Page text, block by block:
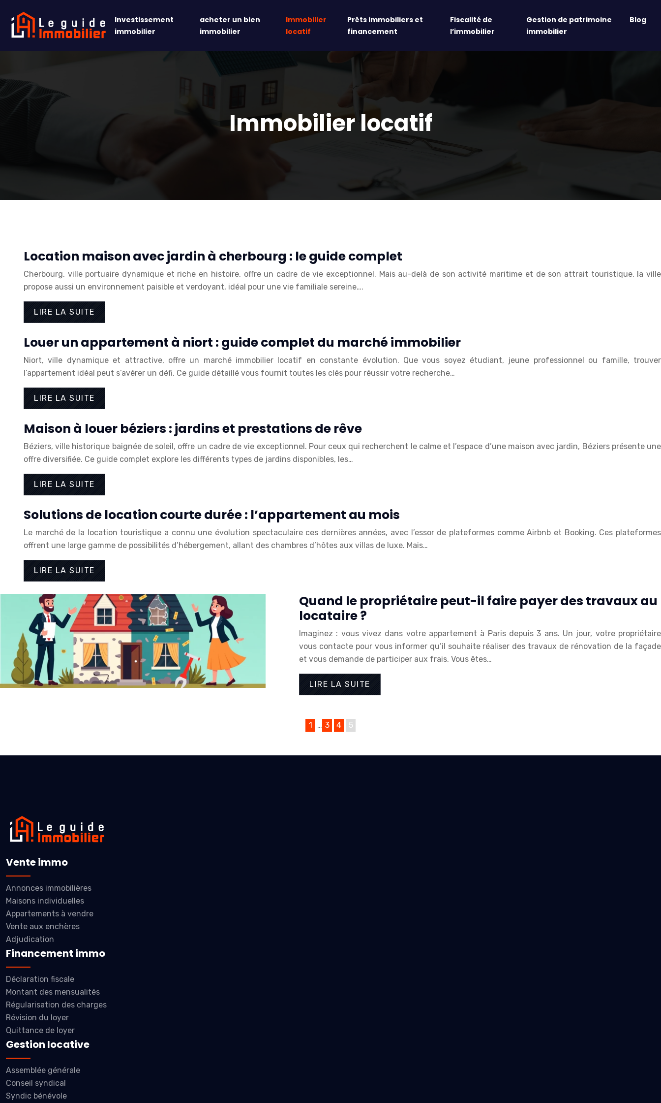
Investissement
immobilier
acheter un bien
immobilier
Immobilier
locatif
Prêts immobiliers et
financement
Fiscalité de
l’immobilier
Gestion de patrimoine
immobilier
Blog
Immobilier locatif
Location maison avec jardin à cherbourg : le guide complet
Cherbourg, ville portuaire dynamique et riche en histoire, offre un cadre de vie exceptionnel. Mais au-delà de son activité maritime et de son attrait touristique, la ville
propose aussi un environnement paisible et verdoyant, idéal pour une vie familiale sereine….
LIRE LA SUITE
Louer un appartement à niort : guide complet du marché immobilier
Niort, ville dynamique et attractive, offre un marché immobilier locatif en constante évolution. Que vous soyez étudiant, jeune professionnel ou famille, trouver
l’appartement idéal peut s’avérer un défi. Ce guide détaillé vous fournit toutes les clés pour réussir votre recherche…
LIRE LA SUITE
Maison à louer béziers : jardins et prestations de rêve
Béziers, ville historique baignée de soleil, offre un cadre de vie exceptionnel. Pour ceux qui recherchent le calme et l’espace d’une maison avec jardin, Béziers présente une
offre diversifiée. Ce guide complet explore les différents types de jardins disponibles, les…
LIRE LA SUITE
Solutions de location courte durée : l’appartement au mois
Le marché de la location touristique a connu une évolution spectaculaire ces dernières années, avec l’essor de plateformes comme Airbnb et Booking. Ces plateformes
offrent une large gamme de possibilités d’hébergement, allant des chambres d’hôtes aux villas de luxe. Mais…
LIRE LA SUITE
Quand le propriétaire peut-il faire payer des travaux au
locataire ?
Imaginez : vous vivez dans votre appartement à Paris depuis 3 ans. Un jour, votre propriétaire
vous contacte pour vous informer qu’il souhaite réaliser des travaux de rénovation de la façade
et vous demande de participer aux frais. Vous êtes…
LIRE LA SUITE
1 … 3 4 5
Vente immo
Annonces immobilières
Maisons individuelles
Appartements à vendre
Vente aux enchères
Adjudication
Financement immo
Déclaration fiscale
Montant des mensualités
Régularisation des charges
Révision du loyer
Quittance de loyer
Gestion locative
Assemblée générale
Conseil syndical
Syndic bénévole